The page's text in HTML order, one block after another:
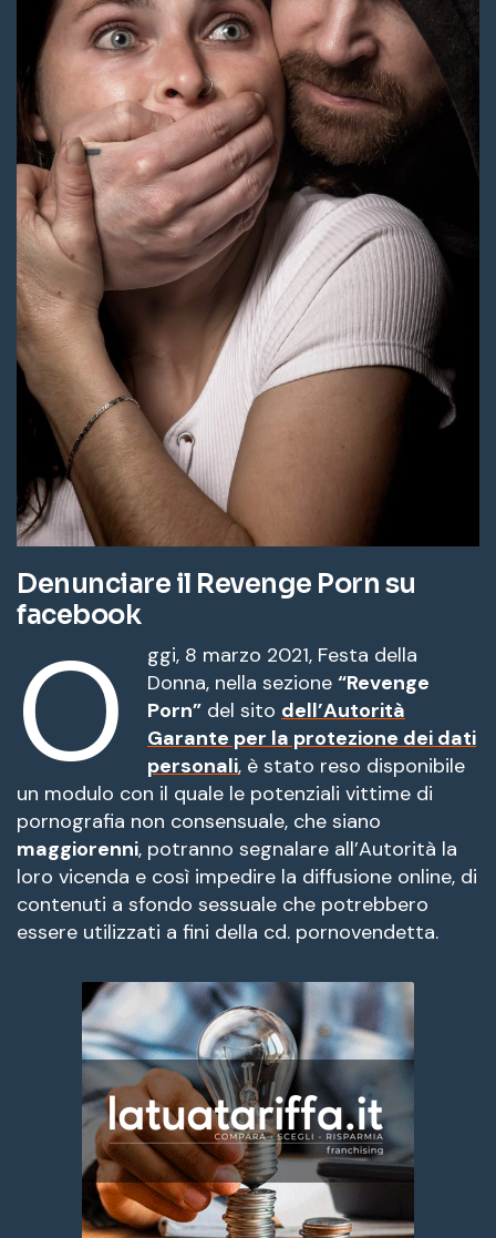
Denunciare il Revenge Porn su
facebook
O
ggi, 8 marzo 2021, Festa della
Donna, nella sezione “Revenge
Porn” del sito dell’Autorità
Garante per la protezione dei dati
personali, è stato reso disponibile
un modulo con il quale le potenziali vittime di
pornografia non consensuale, che siano
maggiorenni, potranno segnalare all’Autorità la
loro vicenda e così impedire la diffusione online, di
contenuti a sfondo sessuale che potrebbero
essere utilizzati a fini della cd. pornovendetta.